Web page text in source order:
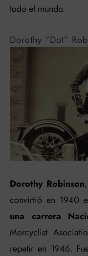
todo el mundo.
Dorothy “Dot”
Dorothy Robinson
convirtió en 1940
una carrera
Morcyclist
repetir en 1946.